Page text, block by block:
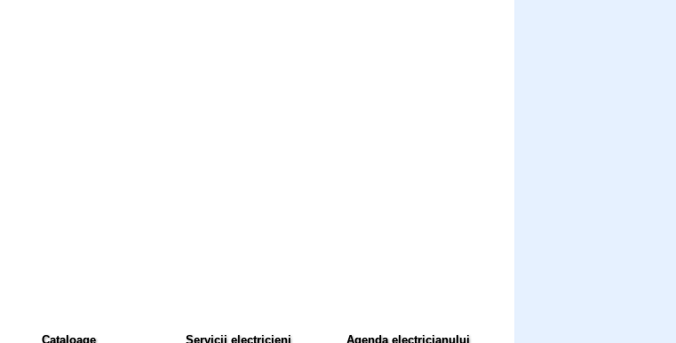
Cataloage Servicii electricieni Agenda electricianului